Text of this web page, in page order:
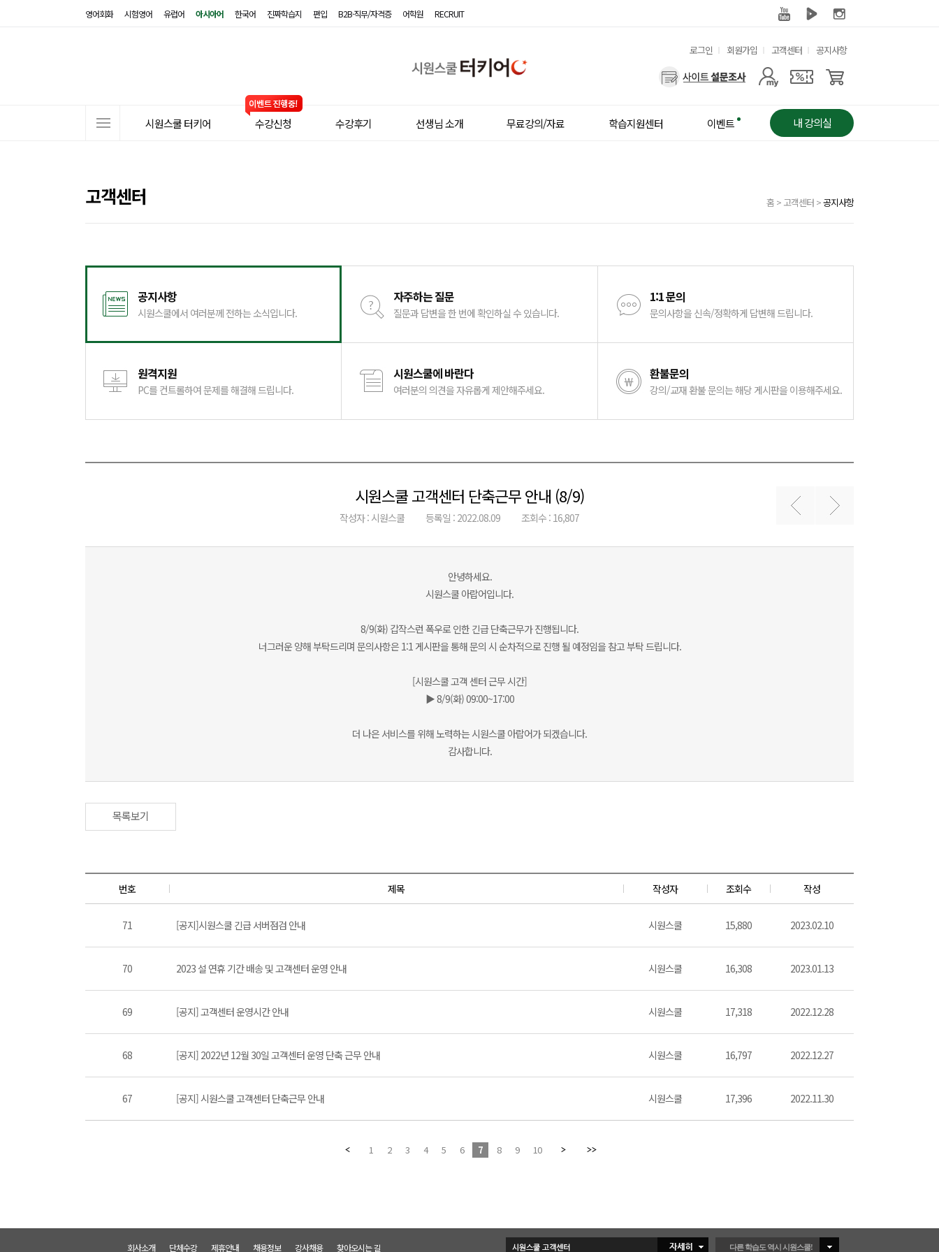
영어회화 시험영어 유럽어 아시아어 한국어 진짜학습지 편입 B2B·직무/자격증 어학원 RECRUIT
한
로그인 회원가입 고객센터
공지사항
사
용
뉴
시원스쿨 터키어 수강신청 수강후기 선생님 소개 무료강의/자료 학습지원센터 이벤트 내 강의실
고객센터 홈 > 고객센터 >공지사항
공지사항
시원스쿨에서 여러분께 전하는 소식입니다.
자주하는 질문
질문과 답변을 한 번에 확인하실 수 있습니다.
1:1 문의
문의사항을 신속/정확하게 답변해 드립니다.
원격지원
PC를 컨트롤하여 문제를 해결해 드립니다.
시원스쿨에 바란다
여러분의 의견을 자유롭게 제안해주세요.
환불문의
강의/교재 환불 문의는 해당 게시판을 이용해주세요.
시원스쿨 고객센터 단축근무 안내 (8/9)
작성자 : 시원스쿨 등록일 : 2022.08.09 조회수 : 16,807
안녕하세요.
시원스쿨 아랍어입니다.
8/9(화) 갑작스런 폭우로 인한 긴급 단축근무가 진행됩니다.
너그러운 양해 부탁드리며 문의사항은 1:1 게시판을 통해 문의 시 순차적으로 진행 될 예정임을 참고 부탁 드립니다.
[시원스쿨 고객 센터 근무 시간]
▶ 8/9(화) 09:00~17:00
더 나은 서비스를 위해 노력하는 시원스쿨 아랍어가 되겠습니다.
감사합니다.
목록보기
번호 제목 작성자 조회수 작성
71 [공지]시원스쿨 긴급 서버점검 안내 시원스쿨 15,880 2023.02.10
70 2023 설 연휴 기간 배송 및 고객센터 운영 안내 시원스쿨 16,308 2023.01.13
69 [공지] 고객센터 운영시간 안내 시원스쿨 17,318 2022.12.28
68 [공지] 2022년 12월 30일 고객센터 운영 단축 근무 안내 시원스쿨 16,797 2022.12.27
67 [공지] 시원스쿨 고객센터 단축근무 안내 시원스쿨 17,396 2022.11.30
1 2 3 4 5 6 7 8 9 10
회사소개 단체수강 제휴안내 채용정보 강사채용 찾아오시는 길 다른 학습도 역시 시원스쿨!